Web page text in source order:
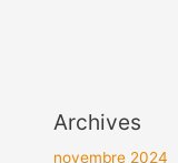
Archives
novembre 2024